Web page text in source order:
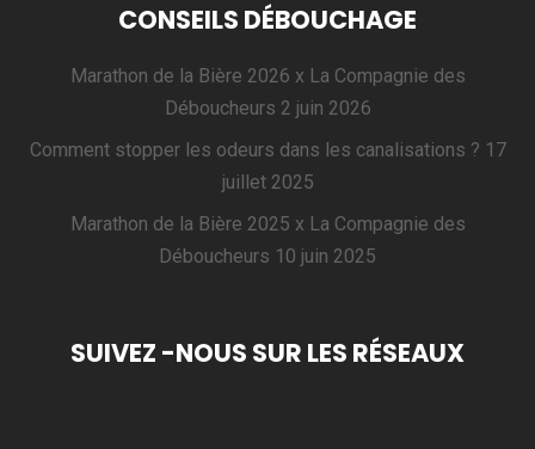
CONSEILS DÉBOUCHAGE
Marathon de la Bière 2026 x La Compagnie des
Déboucheurs 2 juin 2026
Comment stopper les odeurs dans les canalisations ? 17
juillet 2025
Marathon de la Bière 2025 x La Compagnie des
Déboucheurs 10 juin 2025
SUIVEZ -NOUS SUR LES RÉSEAUX